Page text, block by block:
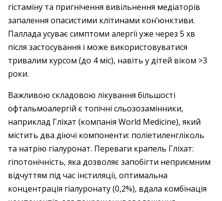
гістаміну та пригнічення вивільнення медіаторів
запалення опасистими клітинами кон’юнктиви.
Паллада усуває симптоми алергії уже через 5 хв
після застосування і може використовуватися
тривалим курсом (до 4 міс), навіть у дітей віком >3
роки.
Важливою складовою лікування більшості
офтальмоалергій є топічні сльозозамінники,
наприклад Гліхат (компанія World Medicine), який
містить два діючі компоненти: поліетиленгліколь
та натрію гіалуронат. Переваги крапель Гліхат:
гіпотонічність, яка дозволяє запобігти неприємним
відчуттям під час інстиляції, оптимальна
концентрація гіалуронату (0,2%), вдала комбінація